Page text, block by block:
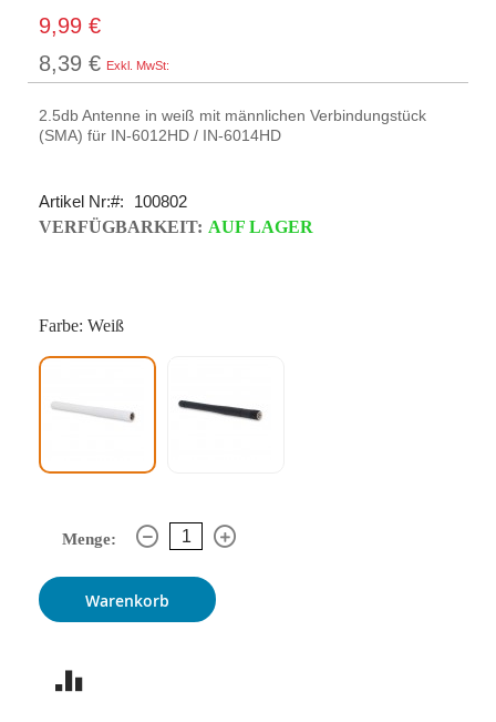
9,99 €
8,39 €
2.5db Antenne in weiß mit männlichen Verbindungstück
(SMA) für IN-6012HD / IN-6014HD
Artikel Nr:
100802
VERFÜGBARKEIT: AUF LAGER
Farbe: Weiß
Menge:
Warenkorb